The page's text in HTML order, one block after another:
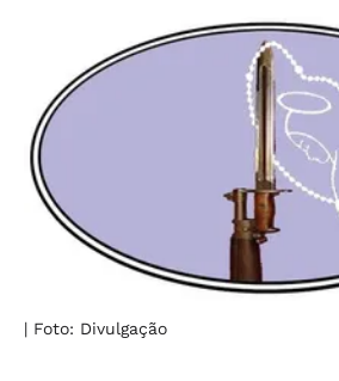
| Foto: Divulgação